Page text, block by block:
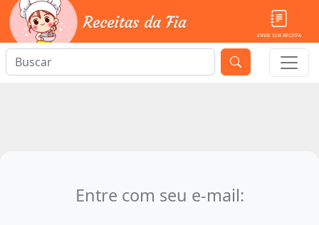
ENVIE SUA RECEITA
Entre com seu e-mail: